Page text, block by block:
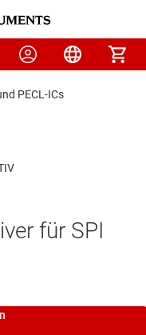
PECL-ICs
für SPI